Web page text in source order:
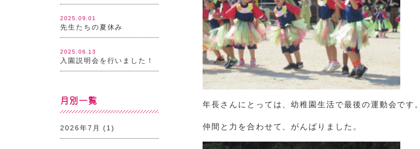
2025.09.01
先生たちの夏休み
2025.06.13
入園説明会を行いました！
月別一覧
2026年7月 (1)
年長さんにとっては、幼稚園生活で最後の運動会です。
仲間と力を合わせて、がんばりました。